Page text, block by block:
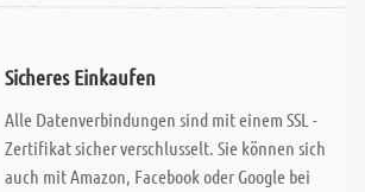
Sicheres Einkaufen
Alle Datenverbindungen sind mit einem SSL -
Zertifikat sicher verschlusselt. Sie können sich
auch mit Amazon, Facebook oder Google bei